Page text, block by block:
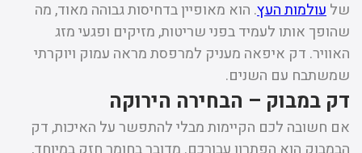
שלעולמות העץ. הוא מאופיין בדחיסות גבוהה מאוד, מה
שהופך אותו לעמיד בפני שריטות, מזיקים ופגעי מזג
האוויר. דק איפאה מעניק למרפסת מראה עמוק ויוקרתי
שמשתבח עם השנים.
דק במבוק – הבחירה הירוקה
אם חשובה לכם הקיימות מבלי להתפשר על האיכות, דק